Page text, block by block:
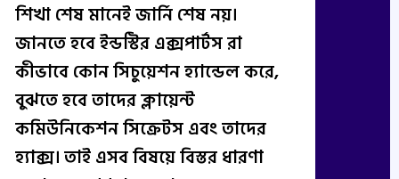
শিখা শেষ মানেই জার্নি শেষ নয়।
জানতে হবে ইন্ডস্টির এক্সপার্টস রা
কীভাবে কোন সিচুয়েশন হ্যান্ডেল করে,
বুঝতে হবে তাদের ক্লায়েন্ট
কমিউনিকেশন সিক্রেটস এবং তাদের
হ্যাক্স। তাই এসব বিষয়ে বিস্তর ধারণা